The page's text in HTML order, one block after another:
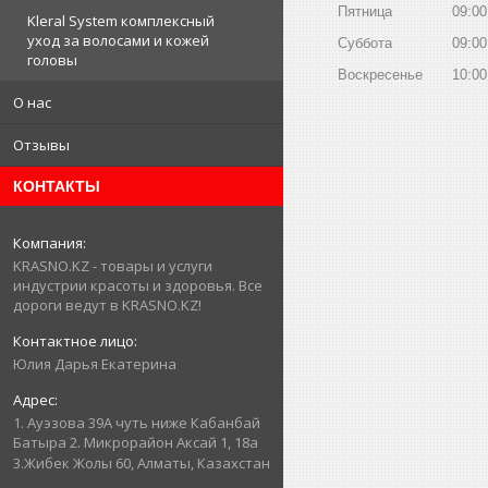
Kleral System комплексный
уход за волосами и кожей
головы
О нас
Отзывы
КОНТАКТЫ
KRASNO.KZ - товары и услуги
индустрии красоты и здоровья. Все
дороги ведут в KRASNO.KZ!
Юлия Дарья Екатерина
1. Ауэзова 39А чуть ниже Кабанбай
Батыра ㅤㅤㅤㅤㅤㅤㅤㅤㅤㅤㅤㅤㅤㅤ2. ​Микрорайон Аксай 1, 18а
3.Жибек Жолы 60, Алматы, Казахстан
Пятница
09:00
Суббота
09:00
Воскресенье
10:00